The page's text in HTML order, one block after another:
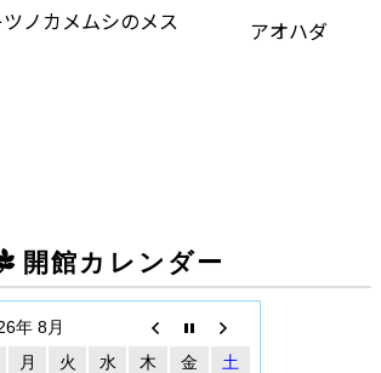
ノカメムシのメス アオハダ
開館カレンダー
年 8月
月 火 水 木 金
土